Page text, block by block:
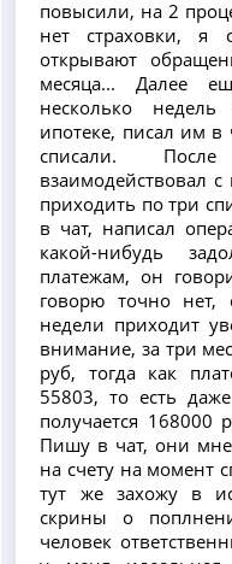
повысили, на 2
нет страховки, я
открывают
месяца... Далее
несколько
ипотеке, писал им в
списали.
взаимодействовал
приходить по три
в чат, написал
какой-нибудь
платежам, он
говорю точно
недели приходит
внимание, за три
руб, тогда как
55803, то есть
получается 168000
Пишу в чат, они мне
на счету на момент
тут же захожу в
скрины о
человек